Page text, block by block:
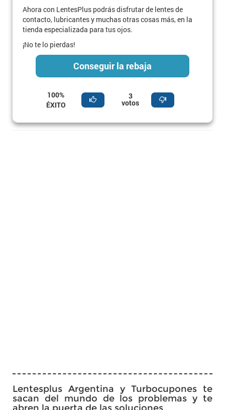
Ahora con LentesPlus podrás disfrutar de lentes de
contacto, lubricantes y muchas otras cosas más, en la
tienda especializada para tus ojos.
¡No te lo pierdas!
Conseguir la rebaja
100%
ÉXITO
3
votos
Lentesplus Argentina y Turbocupones te
sacan del mundo de los problemas y te